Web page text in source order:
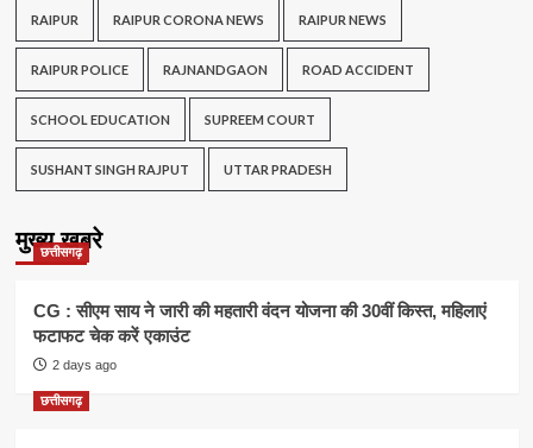
RAIPUR RAIPUR CORONA NEWS RAIPUR NEWS
RAIPUR POLICE RAJNANDGAON ROAD ACCIDENT
SCHOOL EDUCATION SUPREEM COURT
SUSHANT SINGH RAJPUT UTTAR PRADESH
मुख्य खबरे
छत्तीसगढ़
CG : सीएम साय ने जारी की महतारी वंदन योजना की 30वीं किस्त, महिलाएं
फटाफट चेक करें एकाउंट
2 days ago
छत्तीसगढ़